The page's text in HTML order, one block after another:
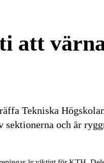
att
Tekniska
och är